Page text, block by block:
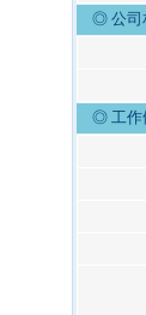
◎ 公司
◎ 工作